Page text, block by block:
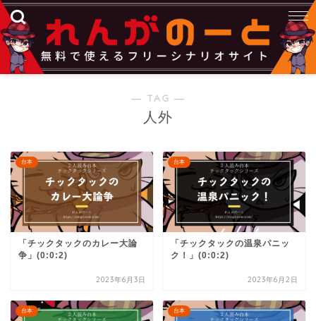
― TAG ―
人外
台本
「チックタックのカレー大論
争」(0:0:2)
2023年6月3日
台本
「チックタックの温泉パニッ
ク！」(0:0:2)
2023年6月2日
台本 台本